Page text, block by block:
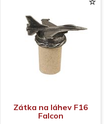
Zátka na láhev F16
Falcon